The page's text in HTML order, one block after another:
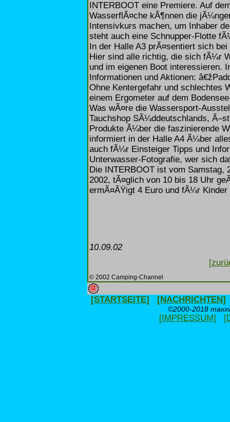
INTERBOOT eine Premiere. Auf
WasserflÃ¤che kÃ¶nnen die
Intensivkurs machen, um Inhaber
steht auch eine Schnupper-Flotte
In der Halle A3 prÃ¤sentiert sich
Hier sind alle richtig, die sich fÃ¼r
und im eigenen Boot interessieren.
Informationen und Aktionen:
Ohne Kentergefahr und schlechtes
einem Ergometer auf dem
Was wÃ¤re die Wassersport-
Tauchshop SÃ¼ddeutschlands,
Produkte Ã¼ber die faszinierende
informiert in der Halle A4 Ã¼ber
auch fÃ¼r Einsteiger Tipps und
Unterwasser-Fotografie, wer sich
Die INTERBOOT ist vom Samstag,
2002, tÃ¤glich von 10 bis 18 Uhr
ermÃ¤ÃŸigt 4 Euro und fÃ¼r
10.09.02
© 2002 Camping-Channel
[STARTSEITE] [NACHRICHTEN]
©2000-2018
[IMPRESSUM]